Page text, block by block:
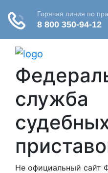
служба
Не официальный сайт